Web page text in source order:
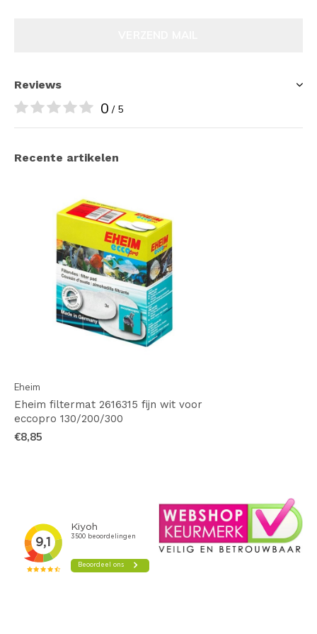
Reviews
0 / 5
Recente artikelen
Eheim
Eheim filtermat 2616315 fijn wit voor
eccopro 130/200/300
€8,85